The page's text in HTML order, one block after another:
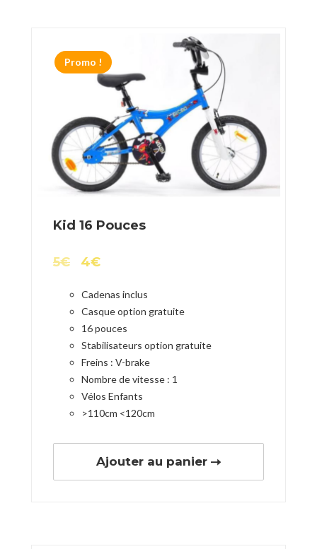
Promo !
Kid 16 Pouces
5€ 4€
Cadenas inclus
Casque option gratuite
16 pouces
Stabilisateurs option gratuite
Freins : V-brake
Nombre de vitesse : 1
Vélos Enfants
>110cm <120cm
Ajouter au panier